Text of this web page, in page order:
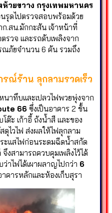
ห้วยขวาง กรุงเทพมหานคร
รุดไปตรวจสอบพร้อมด้วย
.สน.มักกะสัน เจ้าหน้าที่
รวจ และรถดับเพลิงจาก
ณภัยจำนวน 6 คัน รวมถึง
รณ์ร้าน ลุกลามรวดเร็ว
นาทึบและเปลวไฟพวยพุ่งจาก
66 ซึ่งเป็นอาคาร 2 ชั้น
ต๊ะ เก้าอี้ ถังน้ำสี และของ
ไวไฟ ส่งผลให้ไฟลุกลาม
ระแสไฟก่อนระดมฉีดน้ำสกัด
จึงสามารถควบคุมเพลิงไว้ได้
าไฟได้เผาผลาญไปกว่า 6
คารหลักและห้องเก็บสุรา